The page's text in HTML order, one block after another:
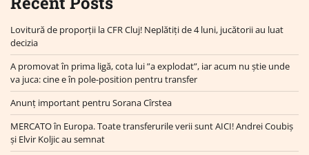
Lovitură de proporții la CFR Cluj! Neplătiți de 4 luni, jucătorii au luat
decizia
A promovat în prima ligă, cota lui ”a explodat”, iar acum nu știe unde
va juca: cine e în pole-position pentru transfer
Anunț important pentru Sorana Cîrstea
MERCATO în Europa. Toate transferurile verii sunt AICI! Andrei Coubiș
și Elvir Koljic au semnat